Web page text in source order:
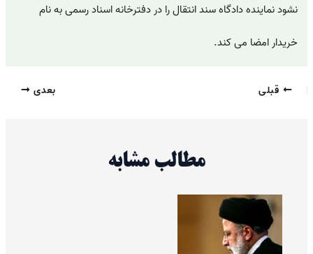
نشود نماینده دادگاه سند انتقال را در دفترخانه اسناد رسمی به نام
خریدار امضا می کند.
قبلی بعدی
مطالب مشابه